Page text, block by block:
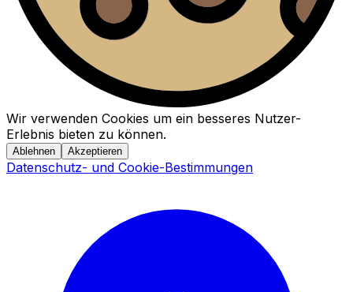
Wir verwenden Cookies um ein besseres Nutzer-
Erlebnis bieten zu können.
Ablehnen Akzeptieren
Datenschutz- und Cookie-Bestimmungen